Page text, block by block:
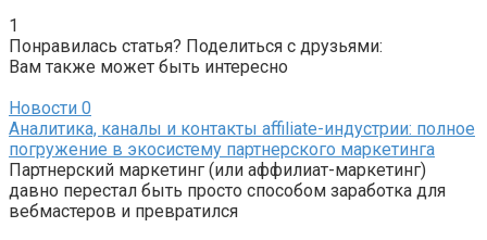
1
Понравилась статья? Поделиться с друзьями:
Вам также может быть интересно
Новости 0
Аналитика, каналы и контакты affiliate-индустрии: полное
погружение в экосистему партнерского маркетинга
Партнерский маркетинг (или аффилиат-маркетинг)
давно перестал быть просто способом заработка для
вебмастеров и превратился